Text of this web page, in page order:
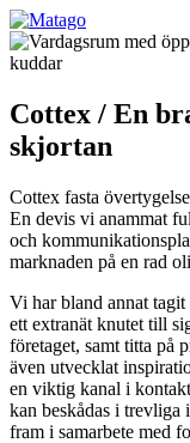
Cottex / En
skjortan
Cottex fasta
En devis vi anammat
och
marknaden på en rad
Vi har bland annat
ett extranät knutet till
företaget, samt titta på
även utvecklat
en viktig kanal i
kan beskådas i
fram i samarbete med